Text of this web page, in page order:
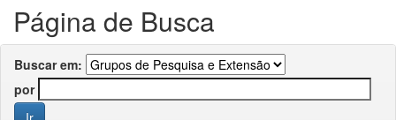
Página de Busca
Buscar em:
por